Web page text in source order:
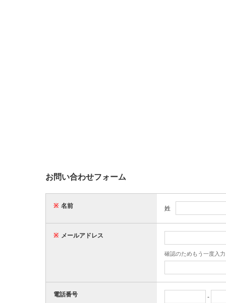
お問い合わせフォーム
※ 名前 姓
※ メールアドレス
確認のためもう一度入
電話番号 -